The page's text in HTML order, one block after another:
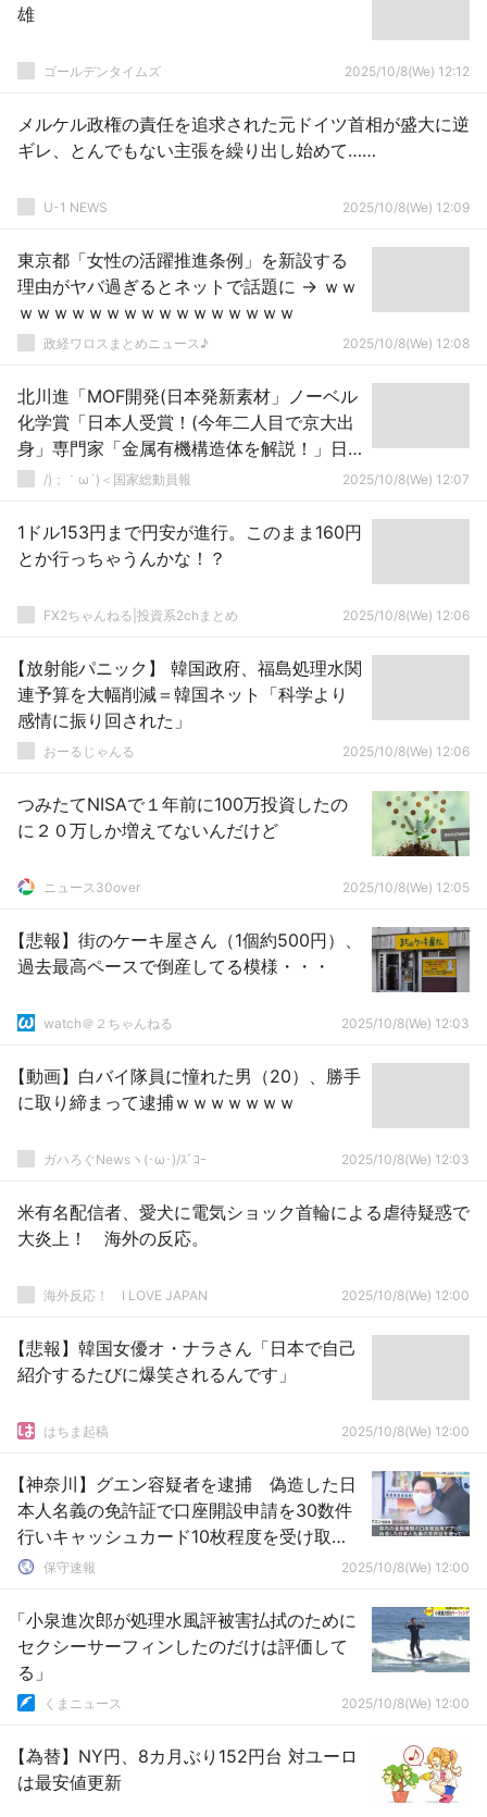
雄
ゴールデンタイムズ 2025/10/8(We) 12:12
メルケル政権の責任を追求された元ドイツ首相が盛大に逆
ギレ、とんでもない主張を繰り出し始めて……
U-1 NEWS 2025/10/8(We) 12:09
東京都「女性の活躍推進条例」を新設する
理由がヤバ過ぎるとネットで話題に → ｗｗ
ｗｗｗｗｗｗｗｗｗｗｗｗｗｗｗｗ
政経ワロスまとめニュース♪ 2025/10/8(We) 12:08
北川進「MOF開発(日本発新素材」ノーベル
化学賞「日本人受賞！(今年二人目で京大出
身」専門家「金属有機構造体を解説！」日
比谷高校と横須賀高校「権威の三冠王」→
/)；｀ω´)＜国家総動員報 2025/10/8(We) 12:07
1ドル153円まで円安が進行。このまま160円
とか行っちゃうんかな！？
FX2ちゃんねる|投資系2chまとめ 2025/10/8(We) 12:06
【放射能パニック】 韓国政府、福島処理水関
連予算を大幅削減＝韓国ネット「科学より
感情に振り回された」
おーるじゃんる 2025/10/8(We) 12:06
つみたてNISAで１年前に100万投資したの
に２０万しか増えてないんだけど
ニュース30over 2025/10/8(We) 12:05
【悲報】街のケーキ屋さん（1個約500円）、
過去最高ペースで倒産してる模様・・・
watch＠２ちゃんねる 2025/10/8(We) 12:03
【動画】白バイ隊員に憧れた男（20）、勝手
に取り締まって逮捕ｗｗｗｗｗｗｗ
ガハろぐNewsヽ(･ω･)/ｽﾞｺｰ 2025/10/8(We) 12:03
米有名配信者、愛犬に電気ショック首輪による虐待疑惑で
大炎上！ 海外の反応。
海外反応！ I LOVE JAPAN 2025/10/8(We) 12:00
【悲報】韓国女優オ・ナラさん「日本で自己
紹介するたびに爆笑されるんです」
はちま起稿 2025/10/8(We) 12:00
【神奈川】グエン容疑者を逮捕 偽造した日
本人名義の免許証で口座開設申請を30数件
行いキャッシュカード10枚程度を受け取
る 実行役や別の指示役ら男女6人も逮捕
保守速報 2025/10/8(We) 12:00
「小泉進次郎が処理水風評被害払拭のために
セクシーサーフィンしたのだけは評価して
る」
くまニュース 2025/10/8(We) 12:00
【為替】NY円、8カ月ぶり152円台 対ユーロ
は最安値更新